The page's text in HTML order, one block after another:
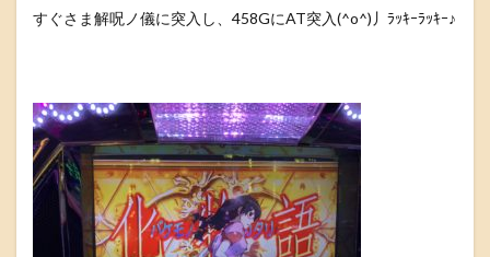
すぐさま解呪ノ儀に突入し、458GにAT突入(^o^)丿ﾗｯｷｰﾗｯｷｰ♪